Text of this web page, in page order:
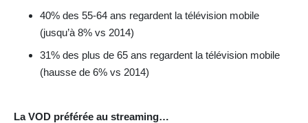
40% des 55-64 ans regardent la télévision mobile
(jusqu’à 8% vs 2014)
31% des plus de 65 ans regardent la télévision mobile
(hausse de 6% vs 2014)
La VOD préférée au streaming…